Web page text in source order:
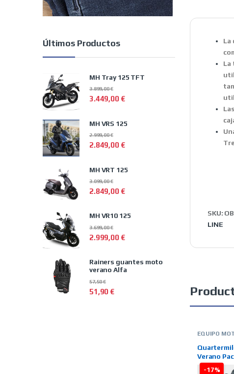
La
La
SKU:
LINE
-17%
EQUIPO
LINE,
Verano
Últimos Productos
MH Tray 125 TFT
3.449,00 €
3.899,00€
MH VRS 125
2.849,00 €
2.999,00€
MH VRT 125
2.849,00 €
3.099,00€
MH VR10 125
2.999,00 €
3.699,00€
Rainers guantes moto
verano Alfa
51,90 €
57,50€